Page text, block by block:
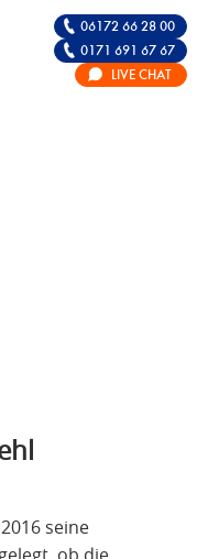
FÜR DIE
06172 66 28 00
0171 691 67 67
LIVE CHAT
seine